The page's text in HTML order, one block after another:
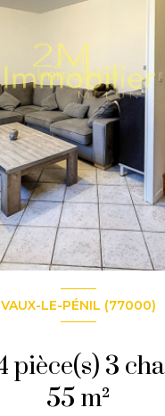
VAUX-LE-PÉNIL (77000)
55 m²